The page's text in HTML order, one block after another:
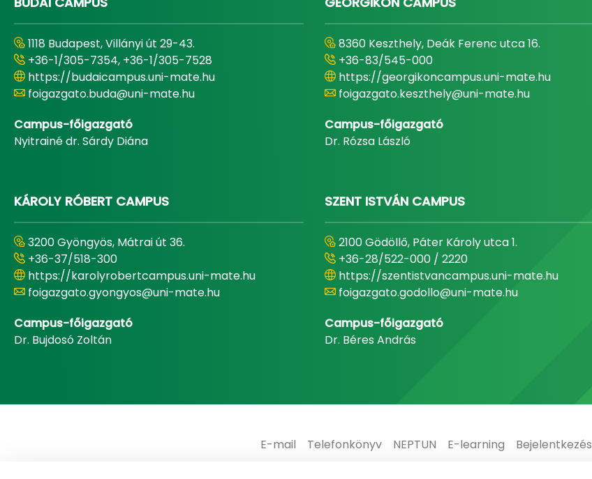
1118 Budapest, Villányi út 29-43.
+36-1/305-7354, +36-1/305-7528
https://budaicampus.uni-mate.hu
foigazgato.buda@uni-mate.hu
Campus-főigazgató
Nyitrainé dr. Sárdy Diána
8360 Keszthely, Deák Ferenc utca 16.
+36-83/545-000
https://georgikoncampus.uni-mate.hu
foigazgato.keszthely@uni-mate.hu
Campus-főigazgató
Dr. Rózsa László
KÁROLY RÓBERT CAMPUS
3200 Gyöngyös, Mátrai út 36.
+36-37/518-300
https://karolyrobertcampus.uni-mate.hu
foigazgato.gyongyos@uni-mate.hu
Campus-főigazgató
Dr. Bujdosó Zoltán
SZENT ISTVÁN CAMPUS
2100 Gödöllő, Páter Károly utca 1.
+36-28/522-000 / 2220
https://szentistvancampus.uni-mate.hu
foigazgato.godollo@uni-mate.hu
Campus-főigazgató
Dr. Béres András
E-mail Telefonkönyv NEPTUN E-learning Bejelentkezés